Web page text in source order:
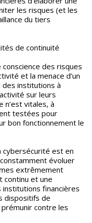
les risques (et les
du tiers
de continuité
des risques
et la menace d’un
institutions à
sur leurs
n’est vitales, à
testées pour
bon fonctionnement le
cybersécurité est en
évoluer
extrêmement
continu et une
financières
dispositifs de
contre les